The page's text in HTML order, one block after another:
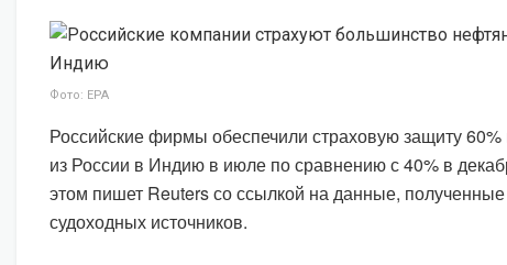
Фото: EPA
Российские фирмы обеспечили страховую защиту
из России в Индию в июле по сравнению с 40% в
этом пишет Reuters со ссылкой на данные, полученные
судоходных источников.